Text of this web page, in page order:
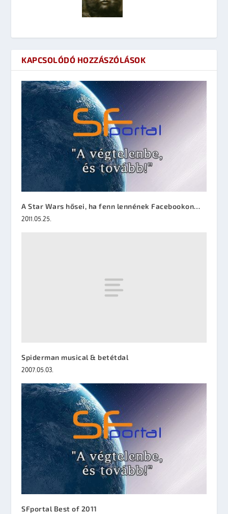
KAPCSOLÓDÓ HOZZÁSZÓLÁSOK
A Star Wars hősei, ha fenn lennének Facebookon…
2011.05.25.
Spiderman musical & betétdal
2007.05.03.
SFportal Best of 2011